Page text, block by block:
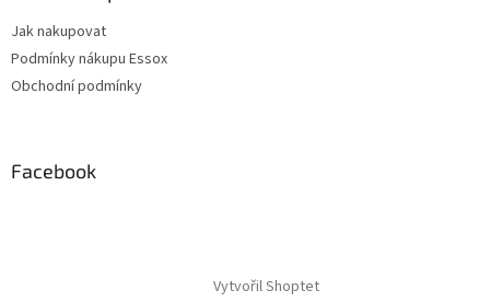
Jak nakupovat
Podmínky nákupu Essox
Obchodní podmínky
Facebook
Vytvořil Shoptet